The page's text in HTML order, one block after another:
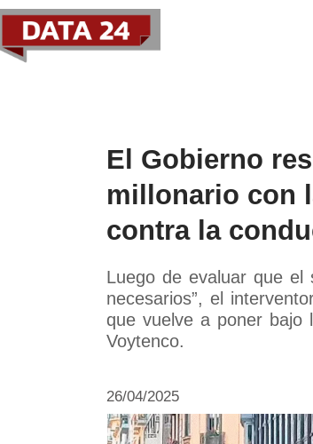
El Gobierno
millonario con
contra la
Luego de evaluar que el
necesarios”, el
que vuelve a poner bajo
Voytenco.
26/04/2025